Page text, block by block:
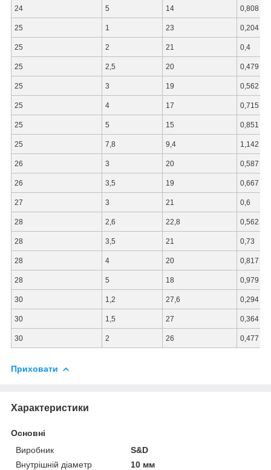
24 5 14 0,808
25 1 23 0,204
25 2 21 0,4
25 2,5 20 0,479
25 3 19 0,562
25 4 17 0,715
25 5 15 0,851
25 7,8 9,4 1,142
26 3 20 0,587
26 3,5 19 0,667
27 3 21 0,6
28 2,6 22,8 0,562
28 3,5 21 0,73
28 4 20 0,817
28 5 18 0,979
30 1,2 27,6 0,294
30 1,5 27 0,364
30 2 26 0,477
Приховати
Характеристики
Основні
Виробник
S&D
Внутрішній діаметр
10 мм